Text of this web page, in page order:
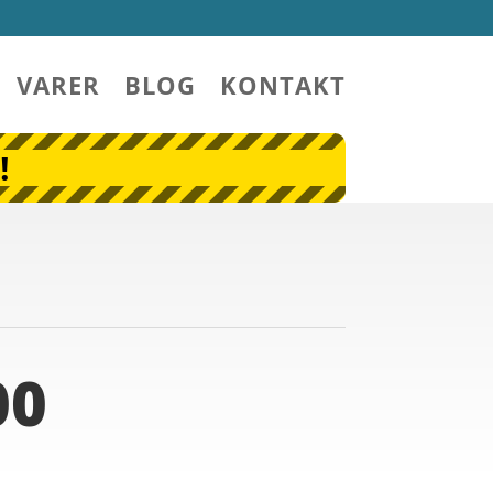
VARER BLOG KONTAKT